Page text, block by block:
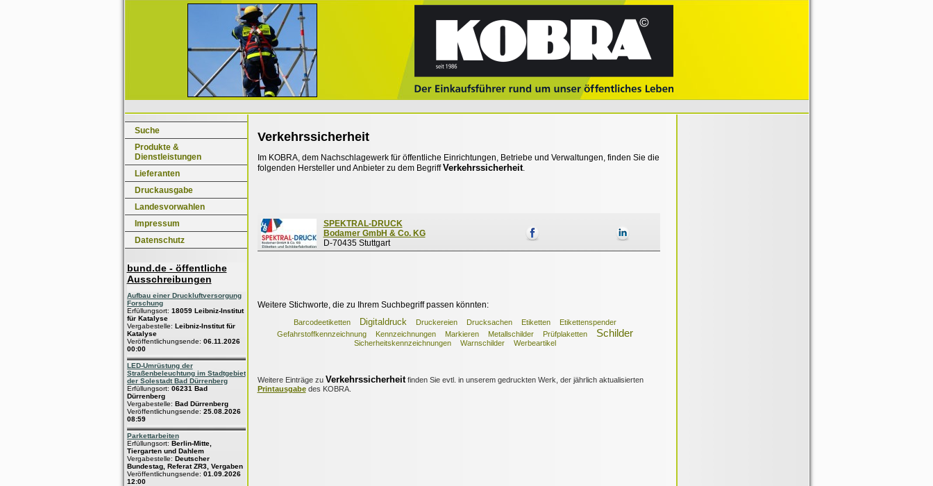
Suche
Produkte &
Dienstleistungen
Lieferanten
Druckausgabe
Landesvorwahlen
Impressum
Datenschutz
bund.de - öffentliche
Ausschreibungen
Aufbau einer Druckluftversorgung
Forschung
Erfüllungsort: 18059 Leibniz-Institut
für Katalyse
Vergabestelle: Leibniz-Institut für
Katalyse
Veröffentlichungsende: 06.11.2026
00:00
LED-Umrüstung der
Straßenbeleuchtung im Stadtgebiet
der Solestadt Bad Dürrenberg
Erfüllungsort: 06231 Bad
Dürrenberg
Vergabestelle: Bad Dürrenberg
Veröffentlichungsende: 25.08.2026
08:59
Parkettarbeiten
Erfüllungsort: Berlin-Mitte,
Tiergarten und Dahlem
Vergabestelle: Deutscher
Bundestag, Referat ZR3, Vergaben
Veröffentlichungsende: 01.09.2026
12:00
Verkehrssicherheit
Im KOBRA, dem Nachschlagewerk für öffentliche Einrichtungen, Betriebe und Verwaltungen, finden Sie die
folgenden Hersteller und Anbieter zu dem BegriffVerkehrssicherheit.
SPEKTRAL-DRUCK
Bodamer GmbH & Co. KG
D-70435 Stuttgart
Weitere Stichworte, die zu Ihrem Suchbegriff passen könnten:
Barcodeetiketten Digitaldruck Druckereien Drucksachen Etiketten
Etikettenspender
Gefahrstoffkennzeichnung
Kennzeichnungen Markieren Metallschilder Prüfplaketten Schilder
Sicherheitskennzeichnungen Warnschilder Werbeartikel
Weitere Einträge zu Verkehrssicherheitfinden Sie evtl. in unserem gedruckten Werk, der jährlich aktualisierten
Printausgabedes KOBRA.